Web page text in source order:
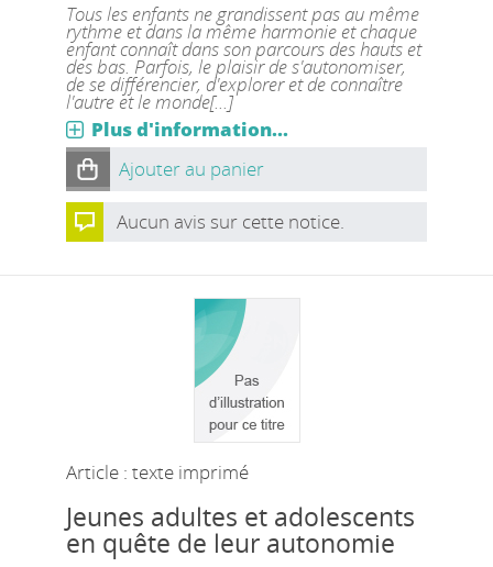
Tous les enfants ne grandissent pas au même
rythme et dans la même harmonie et chaque
enfant connaît dans son parcours des hauts et
des bas. Parfois, le plaisir de s'autonomiser,
de se différencier, d'explorer et de connaître
l'autre et le monde[...]
Plus d'information...
Ajouter au panier
Aucun avis sur cette notice.
Article : texte imprimé
Jeunes adultes et adolescents
en quête de leur autonomie